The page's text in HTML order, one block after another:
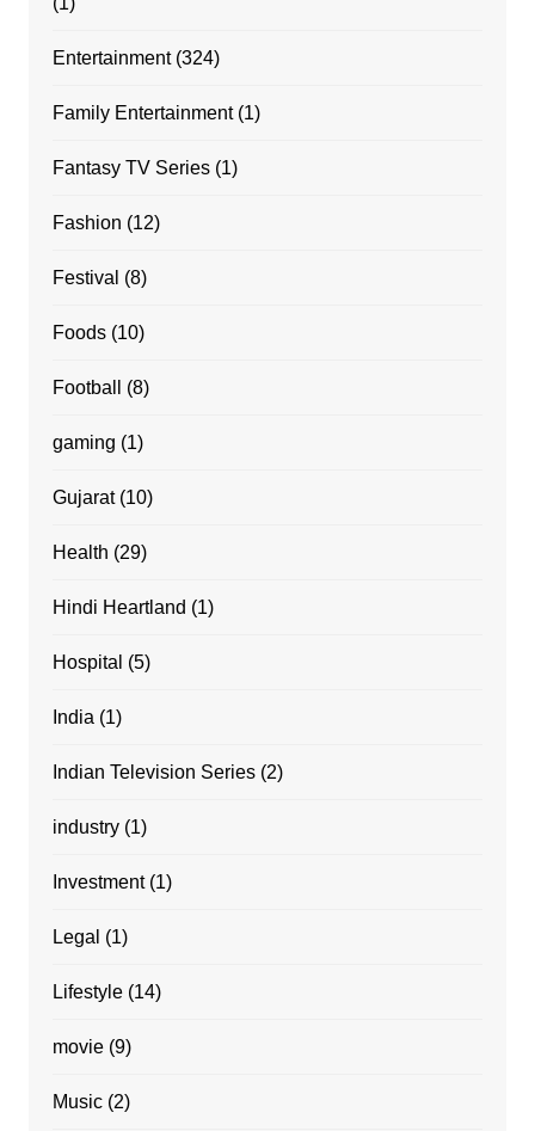
Entertainment(324)
Family Entertainment(1)
Fantasy TV Series(1)
Fashion (12)
Festival (8)
Foods(10)
Football (8)
gaming (1)
Gujarat(10)
Health (29)
Hindi Heartland (1)
Hospital (5)
India (1)
Indian Television Series(2)
industry(1)
Investment(1)
Legal (1)
Lifestyle(14)
movie(9)
Music(2)